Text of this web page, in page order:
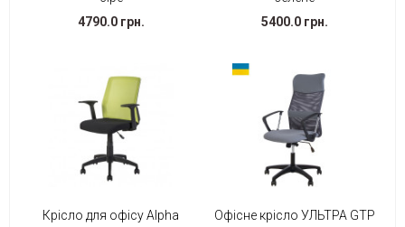
4790.0 грн.
5400.0 грн.
Крісло для офісу Alpha
Офісне крісло УЛЬТРА GTP